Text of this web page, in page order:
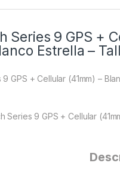
Series 9 GPS +
Estrella –
GPS + Cellular (41mm) –
Series 9 GPS + Cellular